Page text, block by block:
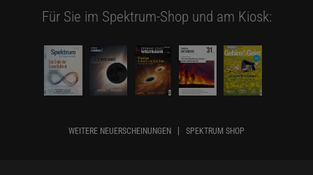
Für Sie im Spektrum-Shop und am Kiosk:
WEITERE NEUERSCHEINUNGEN SPEKTRUM SHOP